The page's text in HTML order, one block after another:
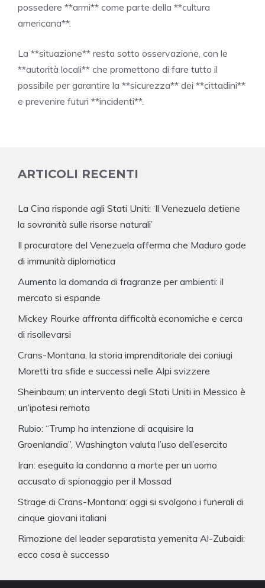
possedere **armi** come parte della **cultura
americana**.
La **situazione** resta sotto osservazione, con le
**autorità locali** che promettono di fare tutto il
possibile per garantire la **sicurezza** dei **cittadini**
e prevenire futuri **incidenti**.
ARTICOLI RECENTI
La Cina risponde agli Stati Uniti: ‘Il Venezuela detiene
la sovranità sulle risorse naturali’
Il procuratore del Venezuela afferma che Maduro gode
di immunità diplomatica
Aumenta la domanda di fragranze per ambienti: il
mercato si espande
Mickey Rourke affronta difficoltà economiche e cerca
di risollevarsi
Crans-Montana, la storia imprenditoriale dei coniugi
Moretti tra sfide e successi nelle Alpi svizzere
Sheinbaum: un intervento degli Stati Uniti in Messico è
un’ipotesi remota
Rubio: “Trump ha intenzione di acquisire la
Groenlandia”, Washington valuta l’uso dell’esercito
Iran: eseguita la condanna a morte per un uomo
accusato di spionaggio per il Mossad
Strage di Crans-Montana: oggi si svolgono i funerali di
cinque giovani italiani
Rimozione del leader separatista yemenita Al-Zubaidi:
ecco cosa è successo